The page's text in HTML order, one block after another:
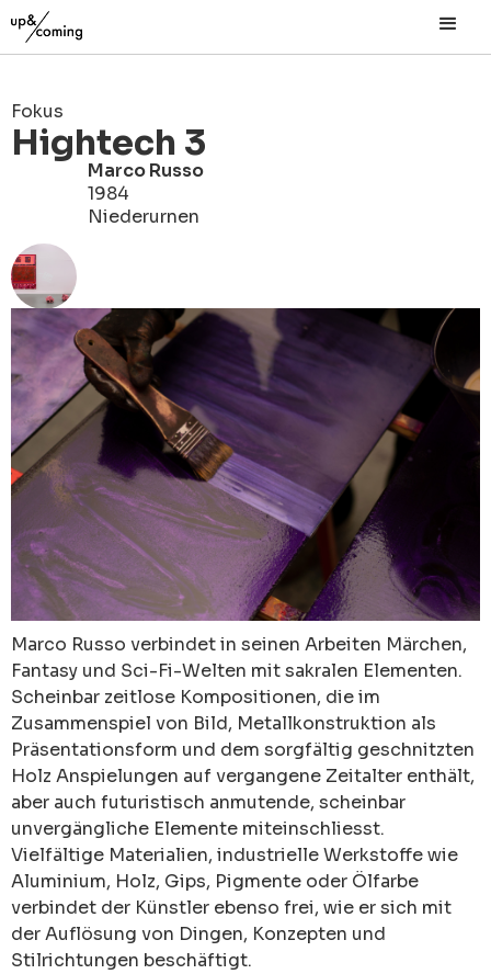
Fokus
Hightech 3
Marco Russo
1984
Niederurnen
Marco Russo verbindet in seinen Arbeiten Märchen,
Fantasy und Sci-Fi-Welten mit sakralen Elementen.
Scheinbar zeitlose Kompositionen, die im
Zusammenspiel von Bild, Metallkonstruktion als
Präsentationsform und dem sorgfältig geschnitzten
Holz Anspielungen auf vergangene Zeitalter enthält,
aber auch futuristisch anmutende, scheinbar
unvergängliche Elemente miteinschliesst.
Vielfältige Materialien, industrielle Werkstoffe wie
Aluminium, Holz, Gips, Pigmente oder Ölfarbe
verbindet der Künstler ebenso frei, wie er sich mit
der Auflösung von Dingen, Konzepten und
Stilrichtungen beschäftigt.